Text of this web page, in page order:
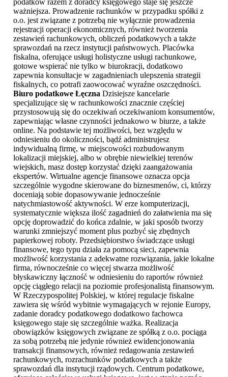
podatków razem z doradcy księgowego staje się jeszcze
ważniejsza. Prowadzenie rachunków w przypadku spółki z
o.o. jest związane z potrzebą nie wyłącznie prowadzenia
rejestracji operacji ekonomicznych, również tworzenia
zestawień rachunkowych, obliczeń podatkowych a także
sprawozdań na rzecz instytucji państwowych. Placówka
fiskalna, oferujące usługi holistyczne usługi rachunkowe,
gotowe wspierać nie tylko w biurokracji, dodatkowo
zapewnia konsultacje w zagadnieniach ulepszenia strategii
fiskalnych, co potrafi zaowocować wyraźne oszczędności.
Biuro podatkowe Łęczna Dzisiejsze kancelarie
specjalizujące się w rachunkowości znacznie częściej
przystosowują się do oczekiwań oczekiwaniom konsumentów,
zapewniając własne czynności jednakowo w biurze, a także
online. Na podstawie tej możliwości, bez względu w
odniesieniu do okoliczności, bądź administrujesz
indywidualną firmę, w miejscowości rozbudowanym
lokalizacji miejskiej, albo w obrębie niewielkiej terenów
wiejskich, masz dostęp korzystać dzięki zaangażowania
ekspertów. Wirtualne agencje finansowe oznacza opcja
szczególnie wygodne skierowane do biznesmenów, ci, którzy
doceniają sobie dopasowywanie jednocześnie
natychmiastowość aktywności. W erze komputerizacji,
systematycznie większa ilość zagadnień do załatwienia ma się
opcję doprowadzić do końca zdalnie, w jaki sposób tworzy
warunki zmniejszyć moment plus pozbyć się zbędnych
papierkowej roboty. Przedsiębiorstwo świadczące usługi
finansowe, tego typu działa za pomocą sieci, zapewnia
możliwość korzystania z adekwatne rozwiązania, jakie lokalne
firma, równocześnie co więcej stwarza możliwość
błyskawiczny łączność w odniesieniu do raportów również
opcję ciągłego relacji na poziomie profesjonalistą finansowym.
W Rzeczypospolitej Polskiej, w której regulacje fiskalne
zawiera się wśród wybitnie wymagających w rejonie Europy,
zadanie doradcy podatkowego dodatkowo fachowca
księgowego staje się szczególnie ważka. Realizacja
obowiązków księgowych związane ze spółką z o.o. pociąga
za sobą potrzebą nie jedynie również ewidencjonowania
transakcji finansowych, również redagowania zestawień
rachunkowych, rozrachunków podatkowych a także
sprawozdań dla instytucji rządowych. Centrum podatkowe,